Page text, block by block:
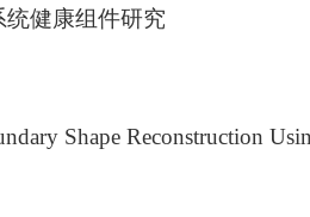
健康组件研究
Shape Reconstruction